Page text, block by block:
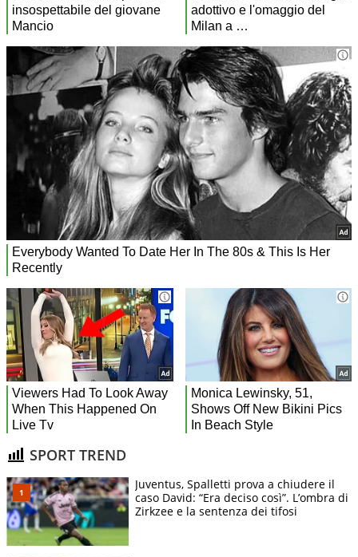
SPORT TREND
Juventus, Spalletti prova a chiudere il
caso David: “Era deciso così”. L’ombra di
Zirkzee e la sentenza dei tifosi